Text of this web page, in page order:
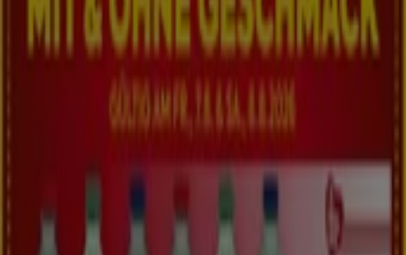
Aktuelle Deals und Angebote
Läuft am 12.8. ab